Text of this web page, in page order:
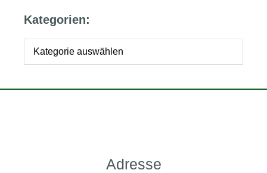
Kategorien:
Adresse